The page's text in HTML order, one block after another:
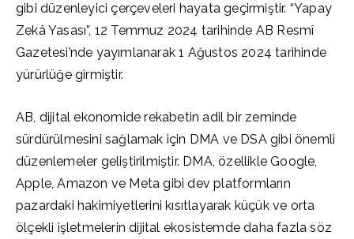
gibi düzenleyici çerçeveleri hayata geçirmiştir. “Yapay
Zekâ Yasası”, 12 Temmuz 2024 tarihinde AB Resmî
Gazetesi’nde yayımlanarak 1 Ağustos 2024 tarihinde
yürürlüğe girmiştir.
AB, dijital ekonomide rekabetin adil bir zeminde
sürdürülmesini sağlamak için DMA ve DSA gibi önemli
düzenlemeler geliştirilmiştir. DMA, özellikle Google,
Apple, Amazon ve Meta gibi dev platformların
pazardaki hakimiyetlerini kısıtlayarak küçük ve orta
ölçekli işletmelerin dijital ekosistemde daha fazla söz